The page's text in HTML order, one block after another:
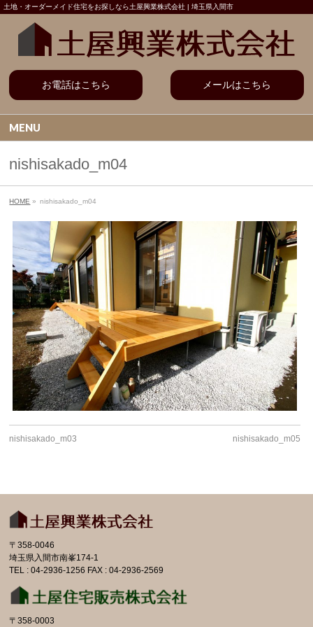
土地・オーダーメイド住宅をお探しなら土屋興業株式会社 | 埼玉県入間市
お電話はこちら メールはこちら
MENU
nishisakado_m04
HOME » nishisakado_m04
nishisakado_m03 nishisakado_m05
〒358-0046
埼玉県入間市南峯174-1
TEL : 04-2936-1256 FAX : 04-2936-2569
〒358-0003